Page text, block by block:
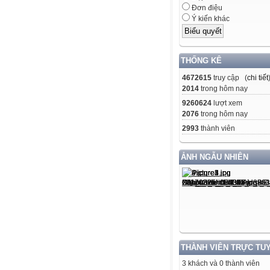
Đơn điệu
Ý kiến khác
THỐNG KÊ
4672615 truy cập (chi tiết)
2014 trong hôm nay
9260624 lượt xem
2076 trong hôm nay
2993 thành viên
ẢNH NGẪU NHIÊN
THÀNH VIÊN TRỰC
3 khách và 0 thành viên